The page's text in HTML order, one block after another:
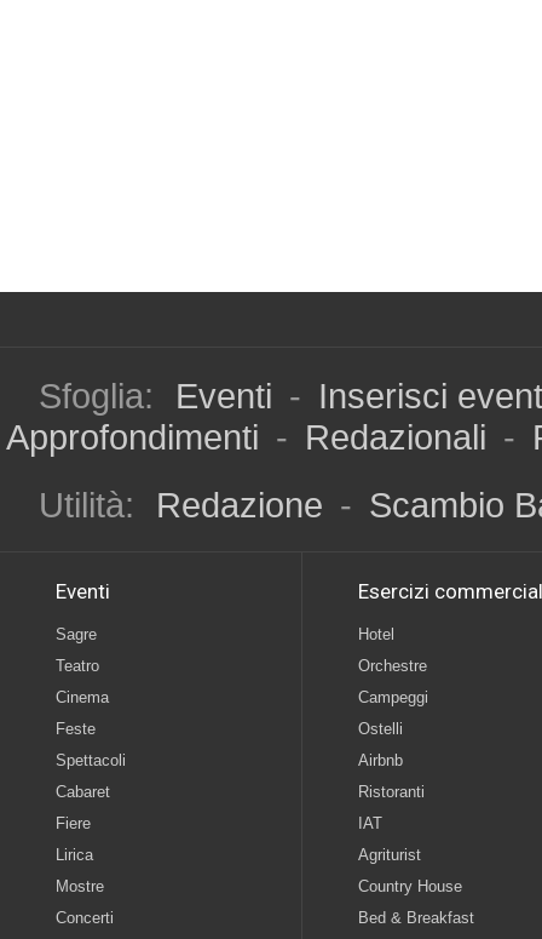
Sfoglia: Eventi - Inserisci
Approfondimenti - Redazionali -
Utilità:
Redazione - Scambio
Eventi
Sagre
Teatro
Cinema
Feste
Spettacoli
Cabaret
Fiere
Lirica
Mostre
Concerti
Esercizi
Hotel
Orchestre
Campeggi
Ostelli
Airbnb
Ristoranti
IAT
Agriturist
Country House
Bed & Breakfast